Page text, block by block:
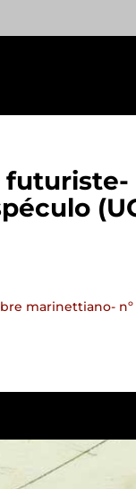
marinettiano- nº